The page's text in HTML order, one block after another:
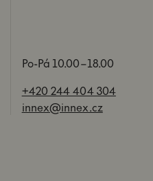
Po-Pá 10.00–18.00
+420 244 404 304
innex@innex.cz